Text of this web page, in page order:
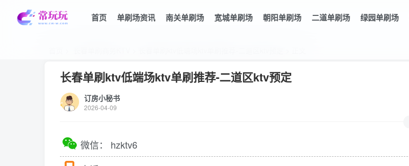
首页 单刷场资讯 南关单刷场 宽城单刷场 朝阳单刷场 二道单刷场 绿园单刷场
长春单刷ktv低端场ktv单刷推荐-二道区ktv预定
订房小秘书
2026-04-09
微信：
hzktv6